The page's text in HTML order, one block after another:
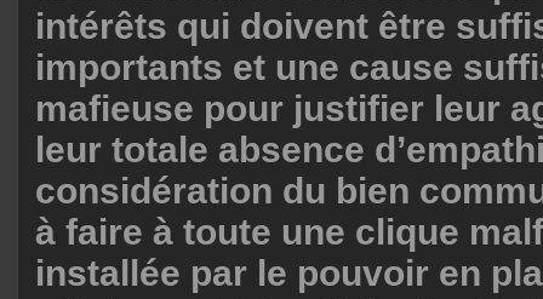
intérêts qui doivent être
importants et une cause
mafieuse pour justifier leur
leur totale absence
considération du bien
à faire à toute une clique
installée par le pouvoir en